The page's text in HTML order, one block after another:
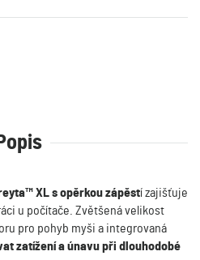
Popis
XLs opěrkou zápěstí zajišťuje
u počítače. Zvětšená velikost
pro pohyb myši a integrovaná
zatížení a únavu při dlouhodobé